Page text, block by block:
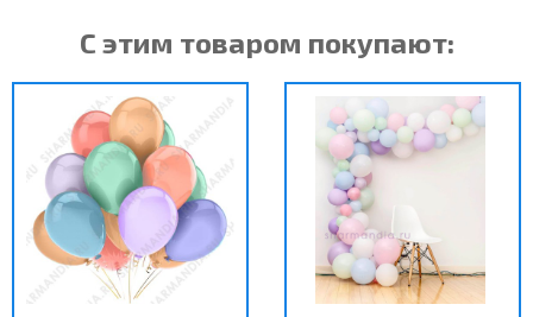
С этим товаром покупают: